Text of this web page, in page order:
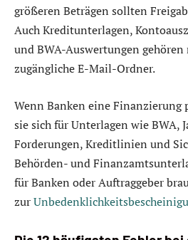
größeren Beträgen sollten
Auch Kreditunterlagen,
und BWA-Auswertungen
zugängliche E-Mail-Ordner.
Wenn Banken eine Finanzierung
sie sich für Unterlagen wie BWA,
Forderungen, Kreditlinien und
Behörden- und
für Banken oder Auftraggeber
zur